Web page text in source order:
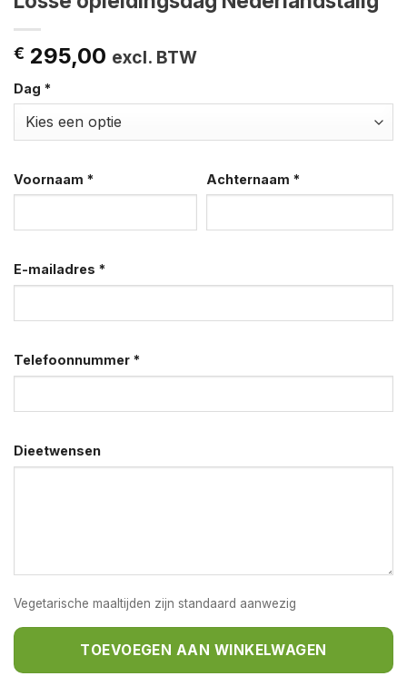
€ 295,00 excl. BTW
Dag *
Voornaam * Achternaam *
E-mailadres *
Telefoonnummer *
Dieetwensen
Vegetarische maaltijden zijn standaard aanwezig
TOEVOEGEN AAN WINKELWAGEN
Alternative: